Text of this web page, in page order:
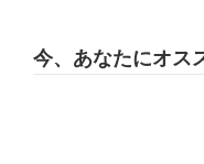
今、あなたにオス